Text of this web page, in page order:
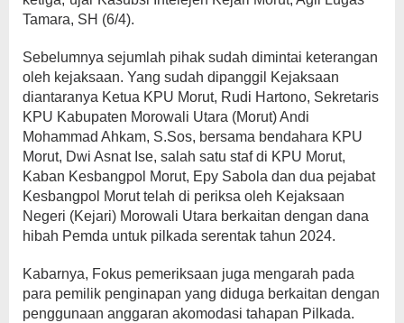
Tamara, SH (6/4).
Sebelumnya sejumlah pihak sudah dimintai keterangan
oleh kejaksaan. Yang sudah dipanggil Kejaksaan
diantaranya Ketua KPU Morut, Rudi Hartono, Sekretaris
KPU Kabupaten Morowali Utara (Morut) Andi
Mohammad Ahkam, S.Sos, bersama bendahara KPU
Morut, Dwi Asnat Ise, salah satu staf di KPU Morut,
Kaban Kesbangpol Morut, Epy Sabola dan dua pejabat
Kesbangpol Morut telah di periksa oleh Kejaksaan
Negeri (Kejari) Morowali Utara berkaitan dengan dana
hibah Pemda untuk pilkada serentak tahun 2024.
Kabarnya, Fokus pemeriksaan juga mengarah pada
para pemilik penginapan yang diduga berkaitan dengan
penggunaan anggaran akomodasi tahapan Pilkada.